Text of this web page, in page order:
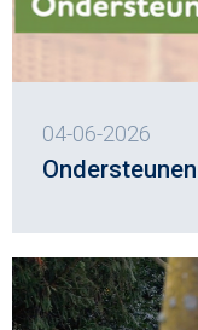
04-06-2026